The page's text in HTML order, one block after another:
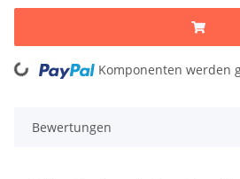
Loading... Komponenten werden
Bewertungen